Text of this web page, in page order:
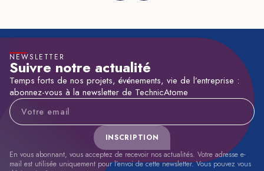
NEWSLETTER
Suivre notre actualité
Temps forts de nos projets, événements, vie de l’entreprise :
abonnez-vous à la newsletter de TechnicAtome
Adresse e-mail
INSCRIPTION
En vous abonnant, vous acceptez de recevoir nos actualités. Votre adresse e-
mail est utilisée uniquement pour l’envoi de cette newsletter. Vous pouvez vous